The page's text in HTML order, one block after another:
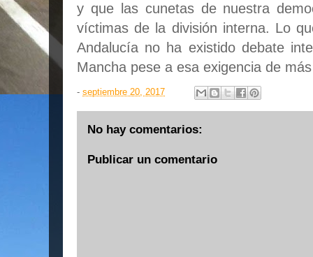
y que las cunetas de nuestra
víctimas de la división interna. Lo
Andalucía no ha existido debate
Mancha pese a esa exigencia de
- septiembre 20, 2017
No hay comentarios:
Publicar un comentario